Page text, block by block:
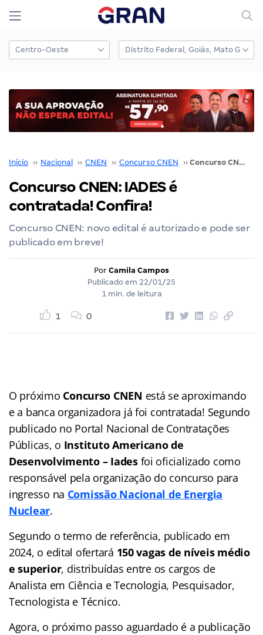
Início ›› Nacional ›› CNEN ›› Concurso CNEN ›› Concurso CNEN: IADES é contratada! Confira!
Concurso CNEN: IADES é
contratada! Confira!
Concurso CNEN: novo edital é autorizado e pode ser
publicado em breve!
Por Camila Campos
Publicado em 22/01/25
1 min. de leitura
1 0
O próximo Concurso CNEN está se aproximando
e a banca organizadora já foi contratada! Segundo
publicado no Portal Nacional de Contratações
Públicas, o Instituto Americano de
Desenvolvimento – Iadesfoi oficializado como
responsável pela organização do concurso para
ingresso na Comissão Nacional de Energia
Nuclear.
Segundo o termo de referência, publicado em
2024, o edital ofertará 150 vagas de níveis médio
e superior, distribuídas entre os cargos de
Analista em Ciência e Tecnologia, Pesquisador,
Tecnologista e Técnico.
Agora, o próximo passo aguardado é a publicação